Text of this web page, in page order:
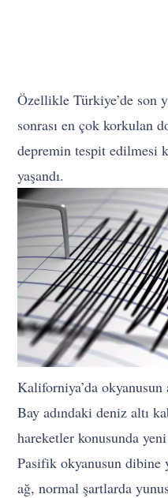
Özellikle Türkiye’de son
sonrası en çok korkulan
depremin tespit edilmesi
yaşandı.
Kaliforniya’da
Bay adındaki deniz altı
hareketler konusunda
Pasifik okyanusun
ağ, normal şartlarda